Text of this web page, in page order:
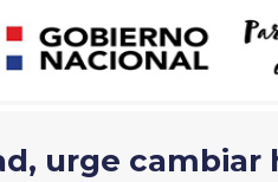
urge cambiar